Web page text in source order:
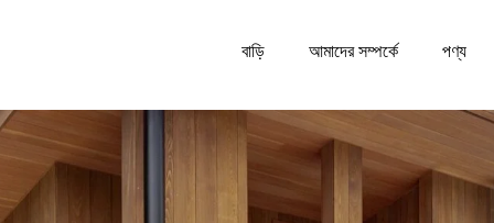
বাড়ি আমাদের সম্পর্কে পণ্য